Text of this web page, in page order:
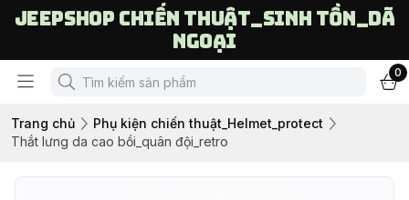
Jeepshop chiến thuật_sinh tồn_dã
ngoại
0
Trang chủ
Phụ kiện chiến thuật_Helmet_protect
Thắt lưng da cao bồi_quân đội_retro